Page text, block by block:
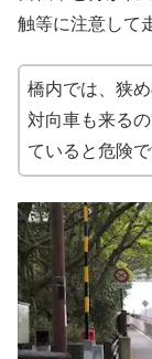
触等に注意して
橋内では、狭
対向車も来る
ていると危険で